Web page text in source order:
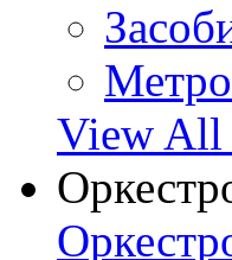
View All